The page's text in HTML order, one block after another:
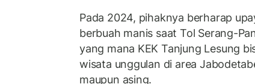
Pada 2024, pihaknya berharap
berbuah manis saat Tol Serang-
yang mana KEK Tanjung Lesung
wisata unggulan di area
maupun asing.